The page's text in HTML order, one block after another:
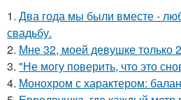
1. Два года мы были вместе -
свадьбу.
2. Мне 32, моей девушке только
3. "Не могу поверить, что это
4. Монохром с характером: